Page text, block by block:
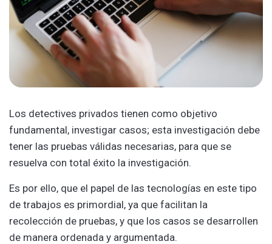
Los detectives privados tienen como objetivo
fundamental, investigar casos; esta investigación debe
tener las pruebas válidas necesarias, para que se
resuelva con total éxito la investigación.
Es por ello, que el papel de las tecnologías en este tipo
de trabajos es primordial, ya que facilitan la
recolección de pruebas, y que los casos se desarrollen
de manera ordenada y argumentada.